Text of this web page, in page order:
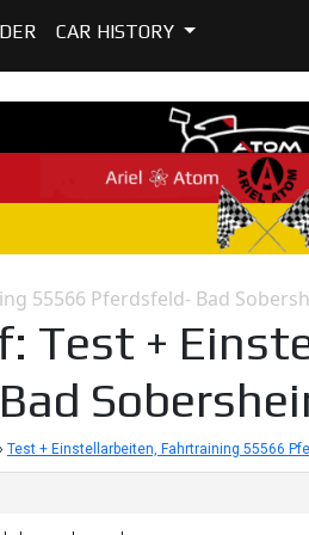
CAR HISTORY
55566 Pferdsfeld- Bad
Test +
› Test + Einstellarbeiten, Fahrtraining 55566